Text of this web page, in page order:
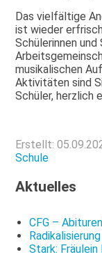
Das vielfältige
ist wieder
Schülerinnen
musikalischen
Aktivitäten sind
Schüler, herzlich
Erstellt:
Schule
Aktuelles
CFG –
Radikalisierung
Stark: Fräulein